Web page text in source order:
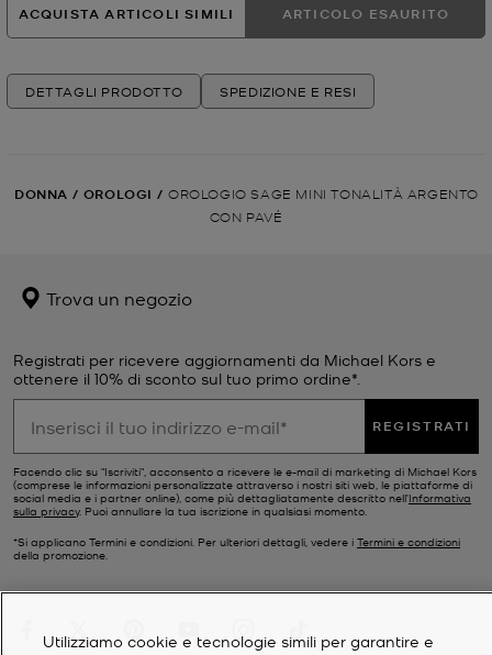
ACQUISTA ARTICOLI SIMILI ARTICOLO ESAURITO
DETTAGLI PRODOTTO SPEDIZIONE E RESI
DONNA / OROLOGI / OROLOGIO SAGE MINI TONALITÀ ARGENTO
CON PAVÉ
Trova un negozio
Registrati per ricevere aggiornamenti da Michael Kors e
ottenere il 10% di sconto sul tuo primo ordine*.
REGISTRATI
Facendo clic su "Iscriviti", acconsento a ricevere le e-mail di marketing di Michael Kors
(comprese le informazioni personalizzate attraverso i nostri siti web, le piattaforme di
social media e i partner online), come più dettagliatamente descritto nell’Informativa
sulla privacy. Puoi annullare la tua iscrizione in qualsiasi momento.
*Si applicano Termini e condizioni. Per ulteriori dettagli, vedere i Termini e condizioni
della promozione.
Utilizziamo cookie e tecnologie simili per garantire e